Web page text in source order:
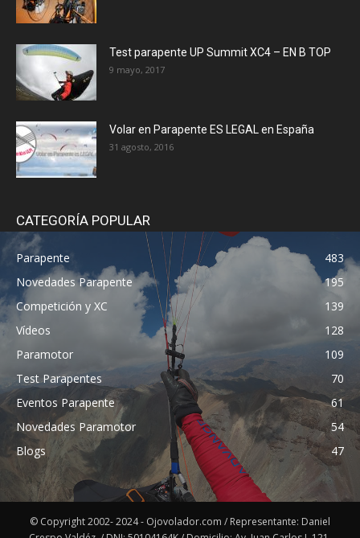
Test parapente UP Summit XC4 – EN B TOP
9 mayo, 2017
Volar en Parapente ES LEGAL en España
31 agosto, 2016
CATEGORÍA POPULAR
Parapente
483
Novedades Parapente
195
Competición y XC
139
Vídeos
128
Paramotor
109
Test Parapentes
70
Eventos Parapente
61
Novedades Paramotor
54
Blogs
47
© Copyright 2002- 2024 - Ojovolador.com / Representante: Daniel